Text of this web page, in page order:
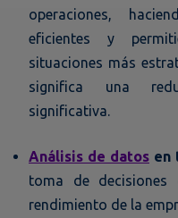
operaciones,
eficientes y
situaciones más
significa una
significativa.
Análisis de datos en
toma de
rendimiento de la